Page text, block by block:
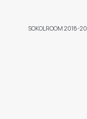
SOKOLROOM 2018-